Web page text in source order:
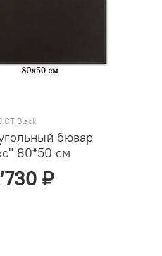
СT Black
бювар
80*50 см
₽